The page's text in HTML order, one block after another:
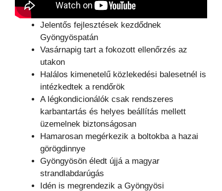
Jelentős fejlesztések kezdődnek
Gyöngyöspatán
Vasárnapig tart a fokozott ellenőrzés az
utakon
Halálos kimenetelű közlekedési balesetnél is
intézkedtek a rendőrök
A légkondicionálók csak rendszeres
karbantartás és helyes beállítás mellett
üzemelnek biztonságosan
Hamarosan megérkezik a boltokba a hazai
görögdinnye
Gyöngyösön éledt újjá a magyar
strandlabdarúgás
Idén is megrendezik a Gyöngyösi